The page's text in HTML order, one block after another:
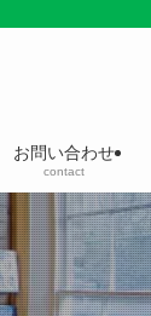
お問い合わせ
contact